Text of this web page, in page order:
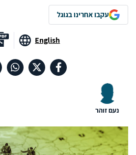
עקבו אחרינו בגוגל
English
נעם זוהר